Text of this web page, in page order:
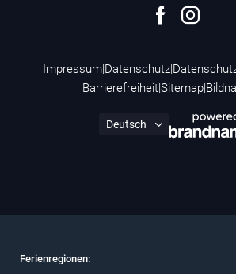
Impressum|Datenschutz|
Barrierefreiheit|Sitemap|
Ferienregionen: